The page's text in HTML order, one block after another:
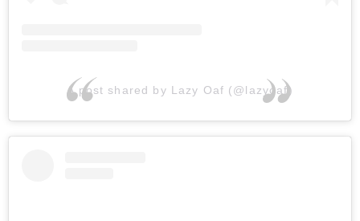
A post shared by Lazy Oaf (@lazyoaf)